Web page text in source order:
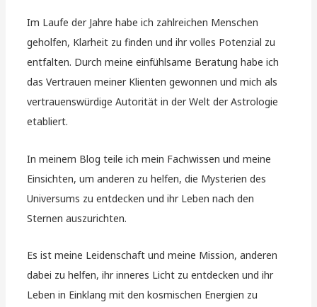
Im Laufe der Jahre habe ich zahlreichen Menschen
geholfen, Klarheit zu finden und ihr volles Potenzial zu
entfalten. Durch meine einfühlsame Beratung habe ich
das Vertrauen meiner Klienten gewonnen und mich als
vertrauenswürdige Autorität in der Welt der Astrologie
etabliert.
In meinem Blog teile ich mein Fachwissen und meine
Einsichten, um anderen zu helfen, die Mysterien des
Universums zu entdecken und ihr Leben nach den
Sternen auszurichten.
Es ist meine Leidenschaft und meine Mission, anderen
dabei zu helfen, ihr inneres Licht zu entdecken und ihr
Leben in Einklang mit den kosmischen Energien zu